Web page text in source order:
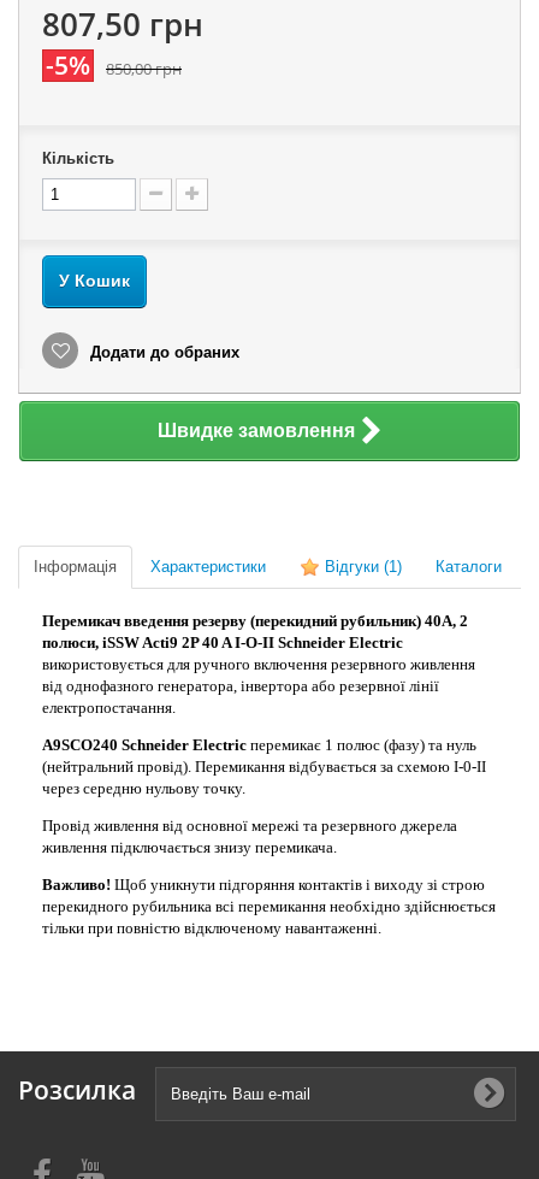
807,50 грн
-5% 850,00 грн
Кількість
У Кошик
Додати до обраних
Швидке замовлення
Інформація Характеристики Відгуки (1) Каталоги
Перемикач введення резерву (перекидний рубильник) 40А, 2
полюси, iSSW Acti9 2P 40 A I-O-II Schneider Electric
використовується для ручного включення резервного живлення
від однофазного генератора, інвертора або резервної лінії
електропостачання.
A9SCO240 Schneider Electric перемикає 1 полюс (фазу) та нуль
(нейтральний провід). Перемикання відбувається за схемою I-0-II
через середню нульову точку.
Провід живлення від основної мережі та резервного джерела
живлення підключається знизу перемикача.
Важливо! Щоб уникнути підгоряння контактів і виходу зі строю
перекидного рубильника всі перемикання необхідно здійснюється
тільки при повністю відключеному навантаженні.
Розсилка